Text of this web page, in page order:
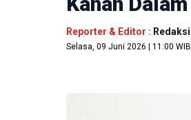
Reporter & Editor : Redaksi
Selasa, 09 Juni 2026 | 11:00 WIB